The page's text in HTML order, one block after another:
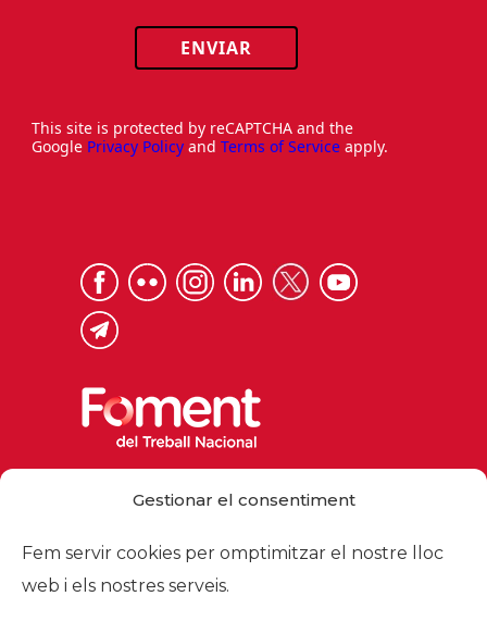
Gestionar el consentiment
Fem servir cookies per omptimitzar el nostre lloc
web i els nostres serveis.
ENVIAR
This site is protected by reCAPTCHA and the
Google Privacy Policy and Terms of Service apply.
foment@foment.com